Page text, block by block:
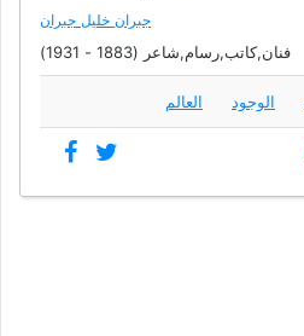
جبران خليل جبران
فنان,كاتب,رسام,شاعر (1883 - 1931)
الوجود العالم